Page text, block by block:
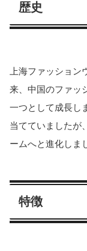
歴史
上海ファッショ
来、中国のファッ
一つとして成長し
当てていましたが
ームへと進化しま
特徴